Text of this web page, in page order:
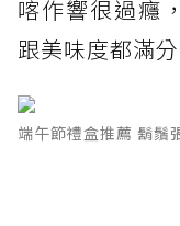
喀作響很過癮
跟美味度都滿分
端午節禮盒推薦 鬍鬚